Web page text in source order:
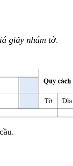
giấy nhám tờ.